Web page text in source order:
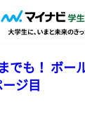
でも！ ボー
ジ目